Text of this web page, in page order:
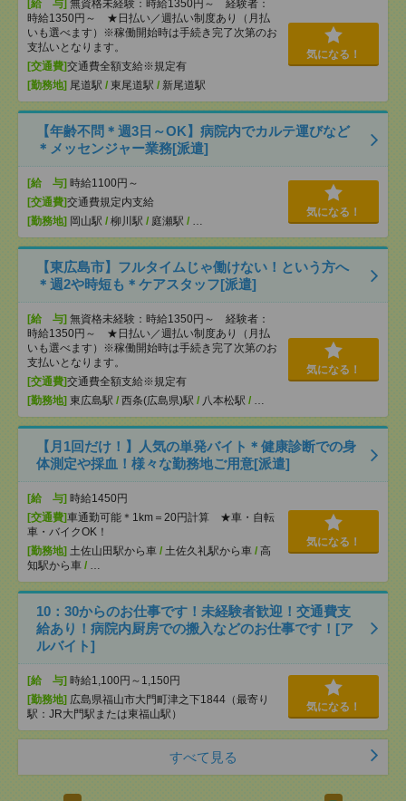
[給 与] 無資格未経験：時給1350円～ 経験者：
時給1350円～ ★日払い／週払い制度あり（月払
いも選べます）※稼働開始時は手続き完了次第のお
支払いとなります。
[交通費]交通費全額支給※規定有
[勤務地] 尾道駅 / 東尾道駅 / 新尾道駅
気になる！
【年齢不問＊週3日～OK】病院内でカルテ運びなど
＊メッセンジャー業務[派遣]
[給 与] 時給1100円～
[交通費]交通費規定内支給
[勤務地] 岡山駅 / 柳川駅 / 庭瀬駅 /
気になる！
【東広島市】フルタイムじゃ働けない！という方へ
＊週2や時短も＊ケアスタッフ[派遣]
[給 与] 無資格未経験：時給1350円～ 経験者：
時給1350円～ ★日払い／週払い制度あり（月払
いも選べます）※稼働開始時は手続き完了次第のお
支払いとなります。
[交通費]交通費全額支給※規定有
[勤務地] 東広島駅 / 西条(広島県)駅 / 八本松駅 /
気になる！
【月1回だけ！】人気の単発バイト＊健康診断での身
体測定や採血！様々な勤務地ご用意[派遣]
[給 与] 時給1450円
[交通費]車通勤可能＊1km＝20円計算 ★車・自転
車・バイクOK！
[勤務地] 土佐山田駅から車 / 土佐久礼駅から車 / 高
知駅から車 /
気になる！
10：30からのお仕事です！未経験者歓迎！交通費支
給あり！病院内厨房での搬入などのお仕事です！[ア
ルバイト]
[給 与] 時給1,100円～1,150円
[勤務地] 広島県福山市大門町津之下1844（最寄り
駅：JR大門駅または東福山駅）
気になる！
すべて見る